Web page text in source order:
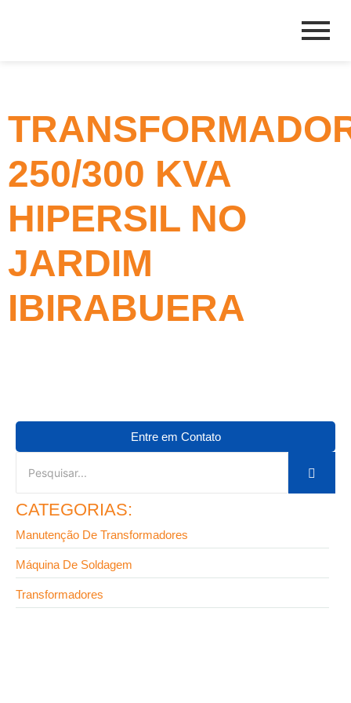
250/300 KVA
HIPERSIL NO
JARDIM
IBIRABUERA
Entre em Contato
CATEGORIAS:
Manutenção De Transformadores
Máquina De Soldagem
Transformadores